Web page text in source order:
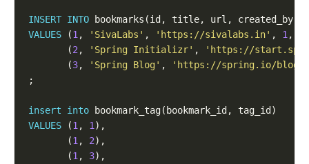
INSERT INTO
VALUES (1 , 'SivaLabs' , 'https://sivalabs.in' , 1 ,
       (
2 , 'Spring Initializr' ,
'https://
       (
3, 'Spring Blog' , 'https://spring.io/blog'
insert into
VALUES (1 , 1
       (
1 , 2
       (
1 , 3